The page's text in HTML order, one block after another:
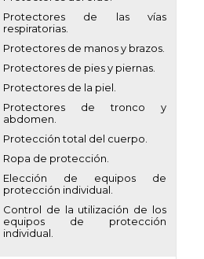
Protectores de las vías
respiratorias.
Protectores de manos y brazos.
Protectores de pies y piernas.
Protectores de la piel.
Protectores de tronco y
abdomen.
Protección total del cuerpo.
Ropa de protección.
Elección de equipos de
protección individual.
Control de la utilización de los
equipos de protección
individual.